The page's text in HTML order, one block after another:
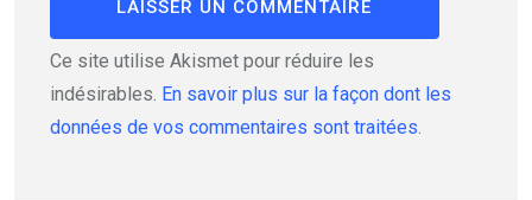
Ce site utilise Akismet pour réduire les
indésirables. En savoir plus sur la façon dont les
données de vos commentaires sont traitées.